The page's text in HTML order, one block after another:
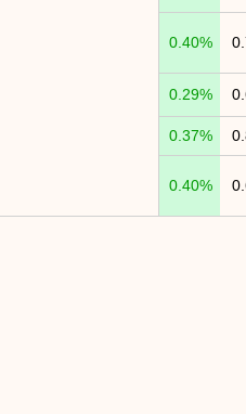
0.40%
0.29%
0.37%
0.40%